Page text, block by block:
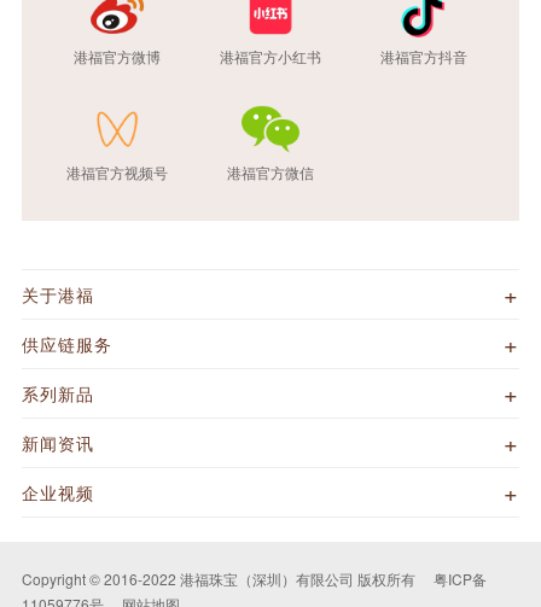
港福官方微博 港福官方小红书 港福官方抖音
港福官方视频号 港福官方微信
关于港福
供应链服务
系列新品
新闻资讯
企业视频
Copyright © 2016-2022 港福珠宝（深圳）有限公司 版权所有
粤ICP备